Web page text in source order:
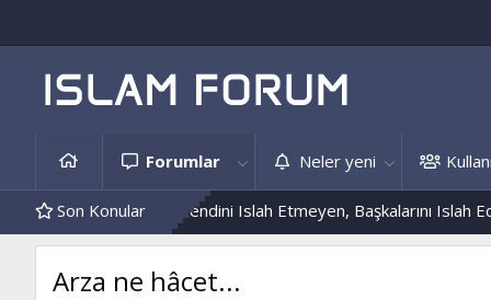
Forumlar Neler yeni
Son Konular
Örnekleri Kendini Islah Etmeyen, Başkalarını Islah
Arza ne hâcet...